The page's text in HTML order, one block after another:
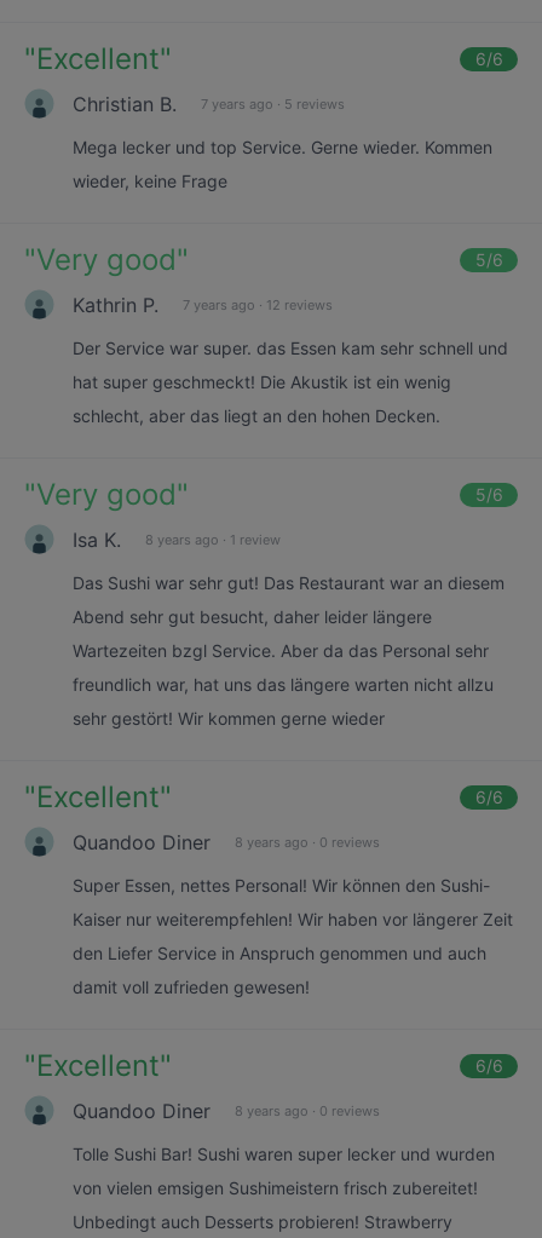
"Excellent" 6/6
Christian B. 7 years ago · 5 reviews
Mega lecker und top Service. Gerne wieder. Kommen
wieder, keine Frage
"Very good" 5/6
Kathrin P. 7 years ago · 12 reviews
Der Service war super. das Essen kam sehr schnell und
hat super geschmeckt! Die Akustik ist ein wenig
schlecht, aber das liegt an den hohen Decken.
"Very good" 5/6
Isa K. 8 years ago · 1 review
Das Sushi war sehr gut! Das Restaurant war an diesem
Abend sehr gut besucht, daher leider längere
Wartezeiten bzgl Service. Aber da das Personal sehr
freundlich war, hat uns das längere warten nicht allzu
sehr gestört! Wir kommen gerne wieder
"Excellent" 6/6
Quandoo Diner 8 years ago · 0 reviews
Super Essen, nettes Personal! Wir können den Sushi-
Kaiser nur weiterempfehlen! Wir haben vor längerer Zeit
den Liefer Service in Anspruch genommen und auch
damit voll zufrieden gewesen!
"Excellent" 6/6
Quandoo Diner 8 years ago · 0 reviews
Tolle Sushi Bar! Sushi waren super lecker und wurden
von vielen emsigen Sushimeistern frisch zubereitet!
Unbedingt auch Desserts probieren! Strawberry